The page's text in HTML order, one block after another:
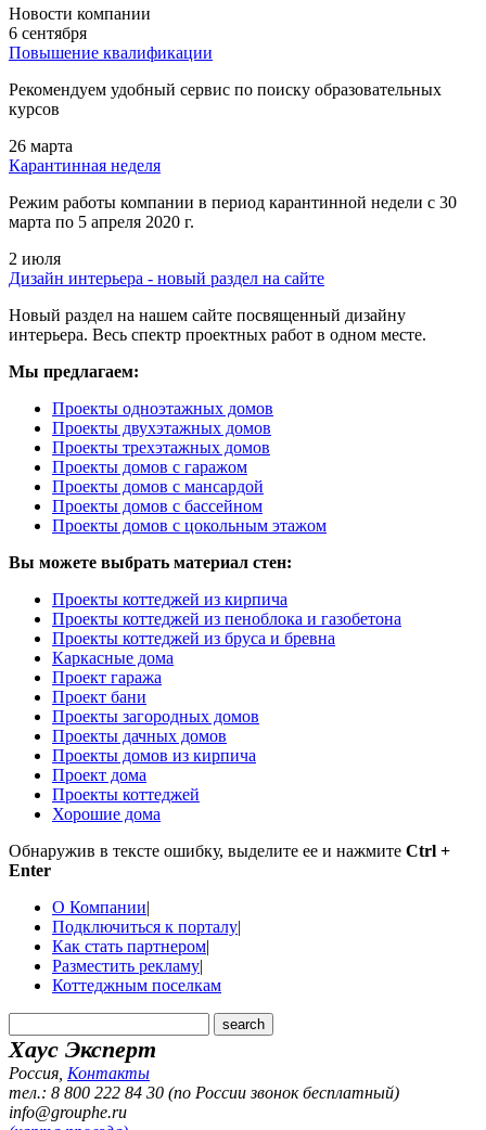
Новости компании
6 сентября
Повышение квалификации
Рекомендуем удобный сервис по поиску образовательных
курсов
26 марта
Карантинная неделя
Режим работы компании в период карантинной недели c 30
марта по 5 апреля 2020 г.
2 июля
Дизайн интерьера - новый раздел на сайте
Новый раздел на нашем сайте посвященный дизайну
интерьера. Весь спектр проектных работ в одном месте.
Мы предлагаем:
Проекты одноэтажных домов
Проекты двухэтажных домов
Проекты трехэтажных домов
Проекты домов с гаражом
Проекты домов с мансардой
Проекты домов с бассейном
Проекты домов с цокольным этажом
Вы можете выбрать материал стен:
Проекты коттеджей из кирпича
Проекты коттеджей из пеноблока и газобетона
Проекты коттеджей из бруса и бревна
Каркасные дома
Проект гаража
Проект бани
Проекты загородных домов
Проекты дачных домов
Проекты домов из кирпича
Проект дома
Проекты коттеджей
Хорошие дома
Обнаружив в тексте ошибку, выделите ее и нажмите Ctrl +
Enter
О Компании|
Подключиться к порталу|
Как стать партнером|
Разместить рекламу|
Коттеджным поселкам
Хаус Эксперт
Россия Контакты
тел.: 8 800 222 84 30 (по России звонок бесплатный)
info@grouphe.ru